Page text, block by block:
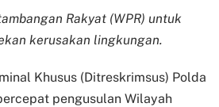
Rakyat (WPR) untuk
kerusakan lingkungan.
Khusus (Ditreskrimsus) Polda
pengusulan Wilayah